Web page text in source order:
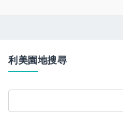
利美園地搜尋